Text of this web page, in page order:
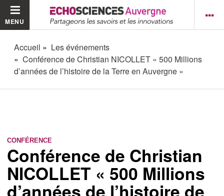
MENU
Accueil
Les événements
Conférence de Christian NICOLLET « 500 Millions
d’années de l’histoire de la Terre en Auvergne »
CONFÉRENCE
Conférence de Christian
NICOLLET « 500 Millions
d’années de l’histoire de